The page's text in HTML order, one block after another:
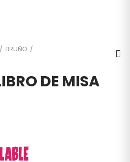
BRUÑO
DE MISA